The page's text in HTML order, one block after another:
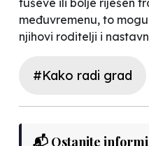
međuvremenu, to
njihovi roditelji i
#Kako radi grad
📬 Ostanite